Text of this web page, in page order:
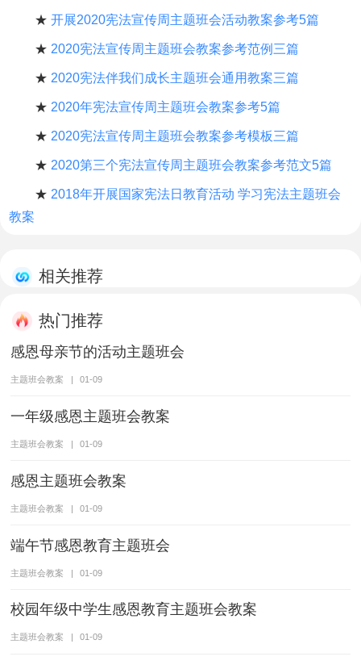
★开展2020宪法宣传周主题班会活动教案参考5篇
★ 2020宪法宣传周主题班会教案参考范例三篇
★ 2020宪法伴我们成长主题班会通用教案三篇
★ 2020年宪法宣传周主题班会教案参考5篇
★ 2020宪法宣传周主题班会教案参考模板三篇
★ 2020第三个宪法宣传周主题班会教案参考范文5篇
★ 2018年开展国家宪法日教育活动 学习宪法主题班会
教案
相关推荐
热门推荐
感恩母亲节的活动主题班会
主题班会教案 | 01-09
一年级感恩主题班会教案
主题班会教案 | 01-09
感恩主题班会教案
主题班会教案 | 01-09
端午节感恩教育主题班会
主题班会教案 | 01-09
校园年级中学生感恩教育主题班会教案
主题班会教案 01-09